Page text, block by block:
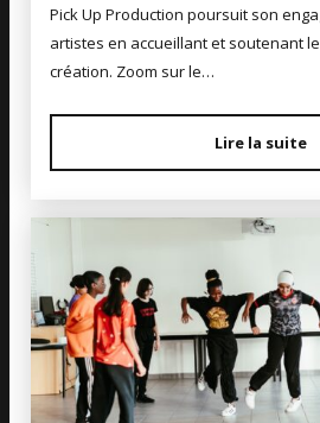
Pick Up Production poursuit son
artistes en accueillant et soutenant
création. Zoom sur le…
Lire la suite